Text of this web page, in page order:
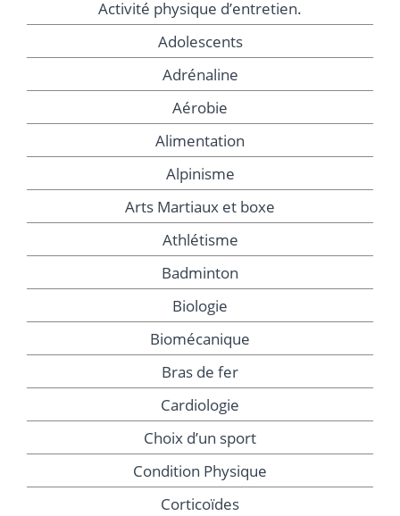
Activité physique d’entretien.
Adolescents
Adrénaline
Aérobie
Alimentation
Alpinisme
Arts Martiaux et boxe
Athlétisme
Badminton
Biologie
Biomécanique
Bras de fer
Cardiologie
Choix d’un sport
Condition Physique
Corticoïdes